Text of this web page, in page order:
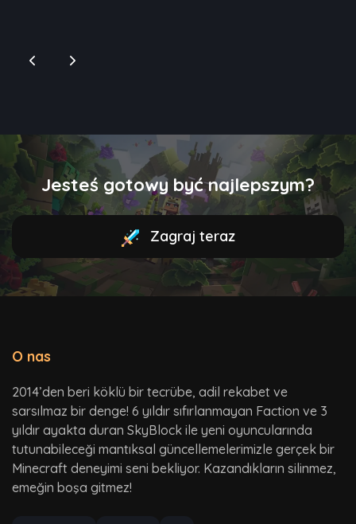
Jesteś gotowy być najlepszym?
Zagraj teraz
O nas
2014’den beri köklü bir tecrübe, adil rekabet ve
sarsılmaz bir denge! 6 yıldır sıfırlanmayan Faction ve 3
yıldır ayakta duran SkyBlock ile yeni oyuncularında
tutunabileceği mantıksal güncellemelerimizle gerçek bir
Minecraft deneyimi seni bekliyor. Kazandıkların silinmez,
emeğin boşa gitmez!